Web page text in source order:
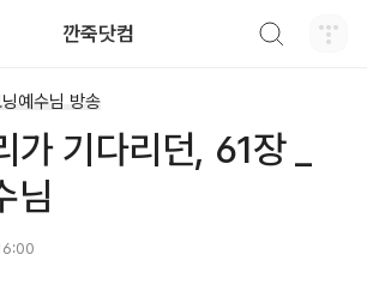
깐죽닷컴
예수님 방송
기다리던, 61장 _
님